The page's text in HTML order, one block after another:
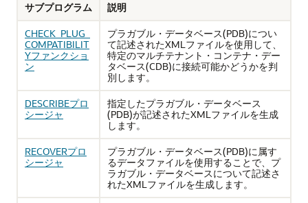
サブプログラム
説明
CHECK_PLUG_
COMPATIBILIT
Yファンクショ
ン
プラガブル・データベース(PDB)につい
て記述されたXMLファイルを使用して、
特定のマルチテナント・コンテナ・デー
タベース(CDB)に接続可能かどうかを判
別します。
DESCRIBEプロ
シージャ
指定したプラガブル・データベース
(PDB)が記述されたXMLファイルを生成
します。
RECOVERプロ
シージャ
プラガブル・データベース(PDB)に属す
るデータファイルを使用することで、プ
ラガブル・データベースについて記述さ
れたXMLファイルを生成します。